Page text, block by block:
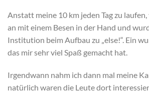
Anstatt meine 10 km jeden Tag zu
an mit einem Besen in der Hand und
Institution beim Aufbau zu „else!“. Ein
das mir sehr viel Spaß gemacht hat.
Irgendwann nahm ich dann mal meine
natürlich waren die Leute dort